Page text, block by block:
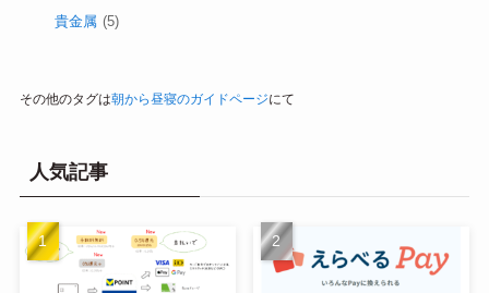
貴金属 (5)
その他のタグは朝から昼寝のガイドページにて
人気記事